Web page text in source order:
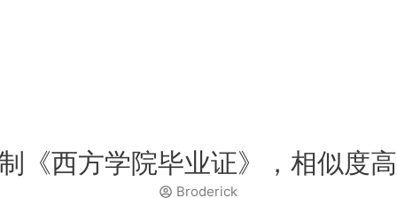
《西方学院毕业证》，相似度
Broderick